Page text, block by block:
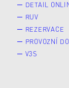
DETAIL
RUV
REZERVACE
PROVOZNÍ
V3S